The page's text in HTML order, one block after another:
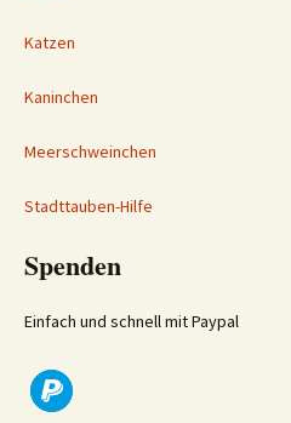
Katzen
Kaninchen
Meerschweinchen
Stadttauben-Hilfe
Spenden
Einfach und schnell mit Paypal